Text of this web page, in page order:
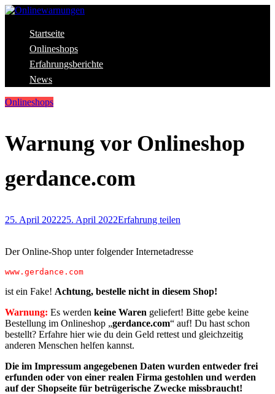
Skip
content
Onlinewarnungen
Aktuelle Warnungen vor Gefahren im Internet
Startseite
Onlineshops
Erfahrungsberichte
News
Onlineshops
Warnung vor Onlineshop
gerdance.com
25. April 202225. April 2022Erfahrung teilen
Der Online-Shop unter folgender Internetadresse
www.gerdance.com
ist ein Fake! Achtung, bestelle nicht in diesem Shop!
Warnung: Es werden keine Waren geliefert! Bitte gebe keine
Bestellung im Onlineshop „gerdance.com“ auf! Du hast schon
bestellt? Erfahre hier wie du dein Geld rettest und gleichzeitig
anderen Menschen helfen kannst.
Die im Impressum angegebenen Daten wurden entweder frei
erfunden oder von einer realen Firma gestohlen und werden
auf der Shopseite für betrügerische Zwecke missbraucht!